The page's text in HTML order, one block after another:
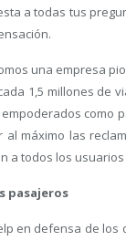
a todas tus
una empresa
1,5 millones de
como
máximo las
a todos los
pasajeros
en defensa de